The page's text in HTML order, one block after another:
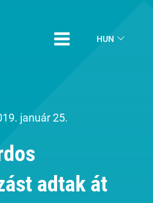
HUN
január 25.
adtak át